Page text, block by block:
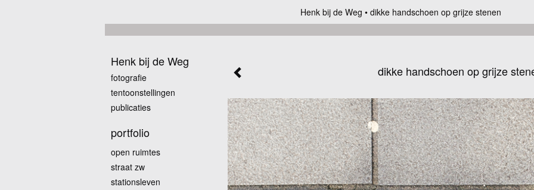
Henk bij de Weg dikke handschoen op grijze stenen
dikke handschoen op grijze
Henk bij de Weg
fotografie
tentoonstellingen
publicaties
portfolio
open ruimtes
straat zw
stationsleven